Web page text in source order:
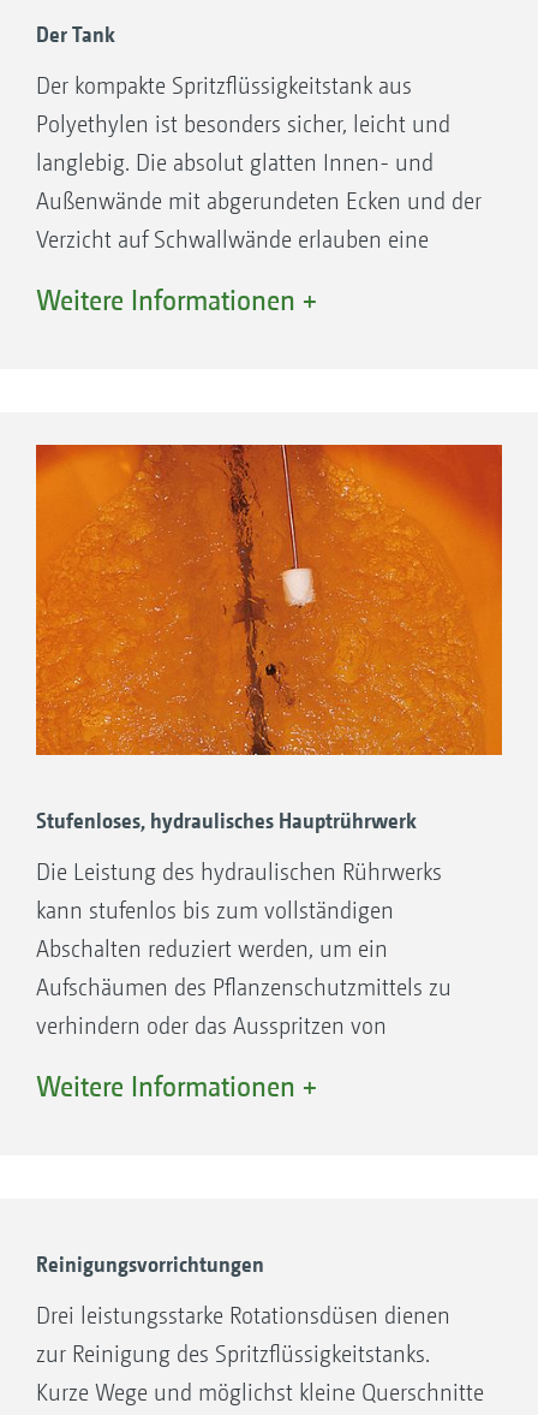
Der Tank
Der kompakte Spritzflüssigkeitstank aus
Polyethylen ist besonders sicher, leicht und
langlebig. Die absolut glatten Innen- und
Außenwände mit abgerundeten Ecken und der
Verzicht auf Schwallwände erlauben eine
werden durch die besondere Form am
Einfache Reinigung des
Spritzflüssigkeitstanks
Sehr geringe Restmengen
Niedrige Transporthöhe
Niedriger Schwerpunkt
Weitere Informationen +
Stufenloses, hydraulisches Hauptrührwerk
Die Leistung des hydraulischen Rührwerks
kann stufenlos bis zum vollständigen
Abschalten reduziert werden, um ein
Aufschäumen des Pflanzenschutzmittels zu
verhindern oder das Ausspritzen von
Weitere Informationen +
Reinigungsvorrichtungen
Drei leistungsstarke Rotationsdüsen dienen
zur Reinigung des Spritzflüssigkeitstanks.
Kurze Wege und möglichst kleine Querschnitte